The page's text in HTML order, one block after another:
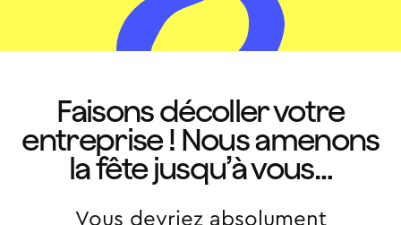
Faisons décoller votre
entreprise ! Nous amenons
la fête jusqu’à vous…
Vous devriez absolument